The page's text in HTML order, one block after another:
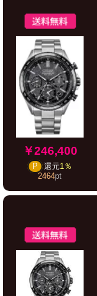
￥246,400
P 還元1％
2464pt